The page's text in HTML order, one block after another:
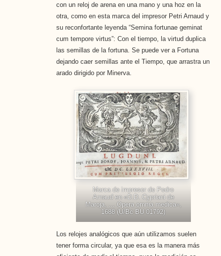
con un reloj de arena en una mano y una hoz en la
otra, como en esta marca del impresor Petri Arnaud y
su reconfortante leyenda “Semina fortunae geminat
cum tempore virtus”: Con el tiempo, la virtud duplica
las semillas de la fortuna. Se puede ver a Fortuna
dejando caer semillas ante el Tiempo, que arrastra un
arado dirigido por Minerva.
Marca de impresor de Pedro
Arnaud en «D.D. Cypriani de
Maroja, … Opera omnia medica»,
1688 (U/Bc BU 01792)
Los relojes analógicos que aún utilizamos suelen
tener forma circular, ya que esa es la manera más